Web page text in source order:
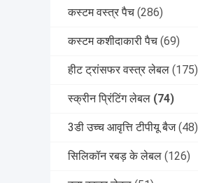
कस्टम वस्त्र पैच (286)
कस्टम कशीदाकारी पैच (69)
हीट ट्रांसफर वस्त्र लेबल (175)
स्क्रीन प्रिंटिंग लेबल (74)
3डी उच्च आवृत्ति टीपीयू बैज (48)
सिलिकॉन रबड़ के लेबल (126)